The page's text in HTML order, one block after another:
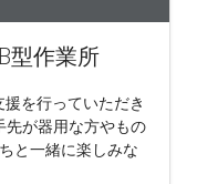
型作業所
を行っていただき
先が器用な方やもの
と一緒に楽しみな